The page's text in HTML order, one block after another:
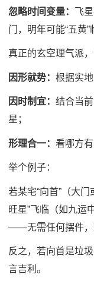
忽略时间变量： 飞
门，明年可能“五黄
真正的玄空理气派，
因形就势： 根据实地
因时制宜： 结合当
星；
形理合一： 看哪方
举个例子：
若某宅“向首”（大
旺星”飞临（如九运
——无需任何摆件，
反之，若向首是垃
言吉利。